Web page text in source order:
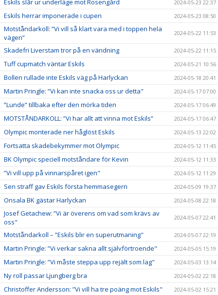
Eskils slår ur underläge mot Rosengård 2024-05-23 22:37
Eskils herrar imponerade i cupen 2024-05-23 08:50
Motståndarkoll: ”Vi vill så klart vara med i toppen hela
vägen”
2024-05-22 11:53
Skadefri Liverstam tror på en vändning 2024-05-22 11:15
Tuff cupmatch väntar Eskils 2024-05-21 10:56
Bollen rullade inte Eskils väg på Harlyckan 2024-05-18 20:41
Martin Pringle: ”Vi kan inte snacka oss ur detta" 2024-05-17 07:00
”Lunde” tillbaka efter den mörka tiden 2024-05-17 06:49
MOTSTÅNDARKOLL: ”Vi har allt att vinna mot Eskils” 2024-05-17 06:47
Olympic monterade ner håglöst Eskils 2024-05-13 22:02
Fortsatta skadebekymmer mot Olympic 2024-05-12 11:45
BK Olympic speciell motståndare för Kevin 2024-05-12 11:33
”Vi vill upp på vinnarspåret igen" 2024-05-12 11:29
Sen straff gav Eskils första hemmasegern 2024-05-09 19:37
Onsala BK gästar Harlyckan 2024-05-08 22:18
Josef Getachew: ”Vi är överens om vad som krävs av
oss"
2024-05-07 22:41
Motståndarkoll – ”Eskils blir en superutmaning" 2024-05-07 22:19
Martin Pringle: ”Vi verkar sakna allt självförtroende" 2024-05-05 15:19
Martin Pringle: ”Vi måste steppa upp rejält som lag" 2024-05-03 13:14
Ny roll passar Ljungberg bra 2024-05-02 22:18
Christoffer Andersson: ”Vi vill ha tre poäng mot Eskils" 2024-05-02 15:21